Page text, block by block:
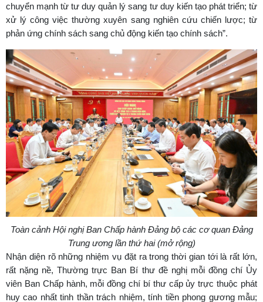
chuyển mạnh từ tư duy quản lý sang tư duy kiến tạo phát triển; từ
xử lý công việc thường xuyên sang nghiên cứu chiến lược; từ
phản ứng chính sách sang chủ động kiến tạo chính sách”.
Toàn cảnh Hội nghị Ban Chấp hành Đảng bộ các cơ quan Đảng
Trung ương lần thứ hai (mở rộng)
Nhận diện rõ những nhiệm vụ đặt ra trong thời gian tới là rất lớn,
rất nặng nề, Thường trực Ban Bí thư đề nghị mỗi đồng chí Ủy
viên Ban Chấp hành, mỗi đồng chí bí thư cấp ủy trực thuộc phát
huy cao nhất tinh thần trách nhiệm, tính tiền phong gương mẫu;